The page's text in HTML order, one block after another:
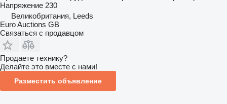
Напряжение 230
Великобритания, Leeds
Euro Auctions GB
Связаться с продавцом
Продаете технику?
Делайте это вместе с нами!
Разместить объявление